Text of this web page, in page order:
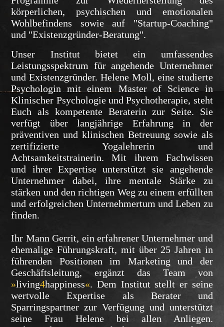
körperlichen, psychischen und emotionalen
Wohlbefindens sowie auf "Startup-Coaching"
und "Existenzgründer-Beratung".
Unser Institut bietet ein umfassendes
Leistungsspektrum für angehende Unternehmer
und Existenzgründer. Helene Moll, eine studierte
Psychologin mit einem Master of Science in
Klinischer Psychologie und Psychotherapie, steht
Euch als kompetente Beraterin zur Seite. Sie
verfügt über langjährige Erfahrung in der
präventiven und klinischen Betreuung sowie als
zertifizierte Yogalehrerin und
Achtsamkeitstrainerin. Mit ihrem Fachwissen
und ihrer Expertise unterstützt sie angehende
Unternehmer dabei, ihre mentale Stärke zu
stärken und den richtigen Weg zu einem erfüllten
und erfolgreichen Unternehmertum und Leben zu
finden.
Ihr Mann Gerrit, ein erfahrener Unternehmer und
ehemalige Führungskraft, mit über 25 Jahren in
führenden Positionen im Marketing und der
Geschäftsleitung, ergänzt das Team von
»living4happiness«. Dem Institut stellt er seine
wertvolle Expertise als Berater und
Sparringspartner zur Verfügung und unterstützt
seine Frau Helene bei allen Anliegen.